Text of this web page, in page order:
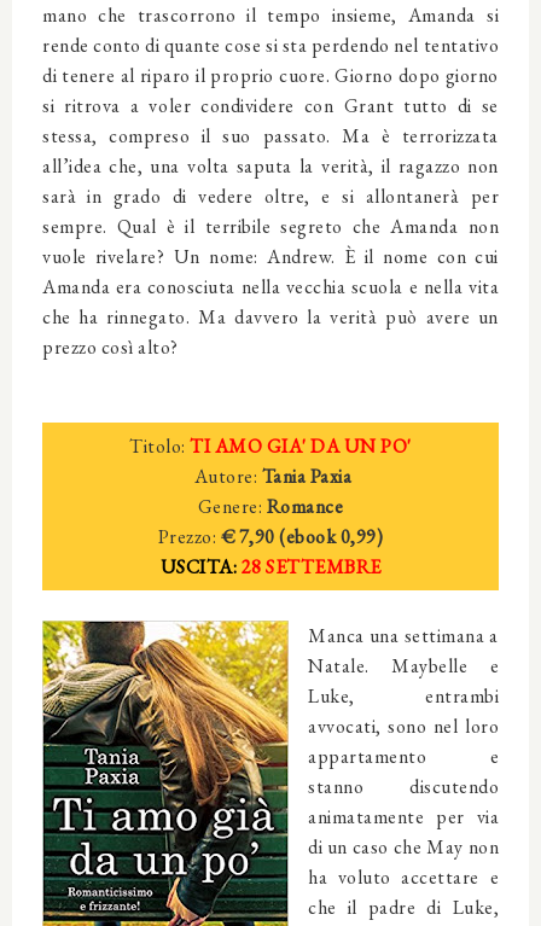
mano che trascorrono il tempo insieme, Amanda si
rende conto di quante cose si sta perdendo nel tentativo
di tenere al riparo il proprio cuore. Giorno dopo giorno
si ritrova a voler condividere con Grant tutto di se
stessa, compreso il suo passato. Ma è terrorizzata
all’idea che, una volta saputa la verità, il ragazzo non
sarà in grado di vedere oltre, e si allontanerà per
sempre. Qual è il terribile segreto che Amanda non
vuole rivelare? Un nome: Andrew. È il nome con cui
Amanda era conosciuta nella vecchia scuola e nella vita
che ha rinnegato. Ma davvero la verità può avere un
prezzo così alto?
Titolo:TI AMO GIA' DA UN PO'
Autore: Tania Paxia
Genere: Romance
Prezzo: € 7,90 (ebook0,99)
USCITA:28 SETTEMBRE
Manca una settimana a
Natale. Maybelle e
Luke, entrambi
avvocati, sono nel loro
appartamento e
stanno discutendo
animatamente per via
di un caso che May non
ha voluto accettare e
che il padre di Luke,